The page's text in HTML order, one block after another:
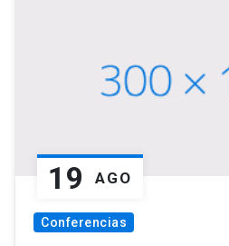
19 AGO
Conferencias